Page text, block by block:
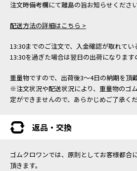
注文時備考欄にて離島の旨お知らせください
配送方法の詳細はこちら >
13:30までのご注文で、入金確認が取れてい
13:30を過ぎた場合は翌日の出荷になります
重量物ですので、出荷後3～4日の納期を頂
※注文状況や配送状況により、重量物のゴ
定ができませんので、あらかじめご了承くだ
返品・交換
ゴムクロワンでは、原則としてお客様都合
頂きます。